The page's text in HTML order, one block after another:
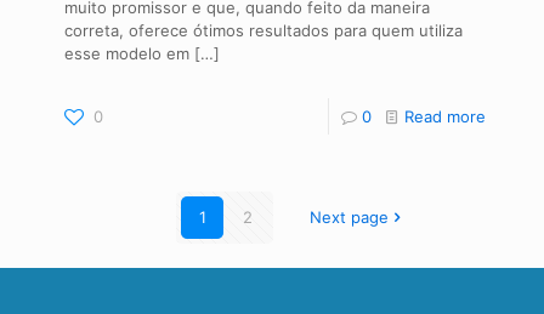
muito promissor e que, quando feito da maneira
correta, oferece ótimos resultados para quem utiliza
esse modelo em […]
0 0 Read more
1 2 Next page